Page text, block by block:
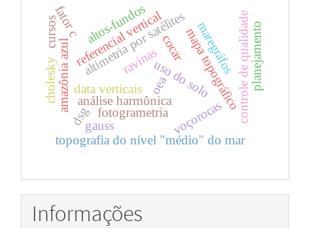
data verticais
amazônia azul
voçorocas
ravinasuso do solo
altimetria por satélites
topografia do nível "médio" do mar
mapa topográfico
análise harmônica controle de qualidade
referencial vertical maregráfos
altos-fundos
fotogrametria
planejamento
cocar
dsg
fator c
gauss
cholesky oea
cursos
Informações